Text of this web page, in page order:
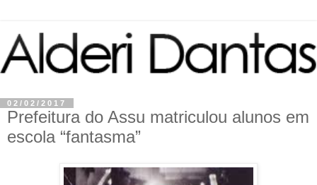
02/02/2017
Prefeitura do Assu matriculou alunos em
escola “fantasma”